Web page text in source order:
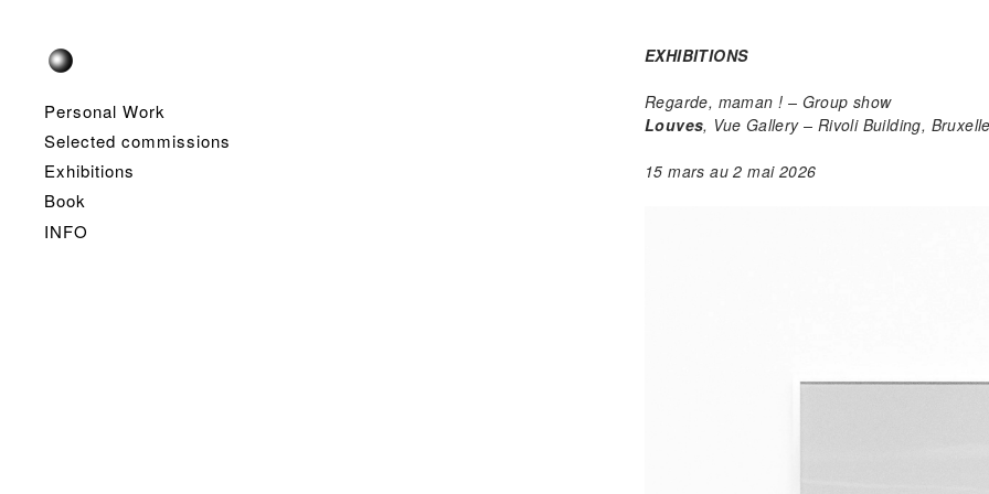
Personal Work
Selected commissions
Exhibitions
Book
INFO
EXHIBITIONS
Regarde, maman ! – Group show
Louves, Vue Gallery – Rivoli Building,
15 mars au 2 mai 2026